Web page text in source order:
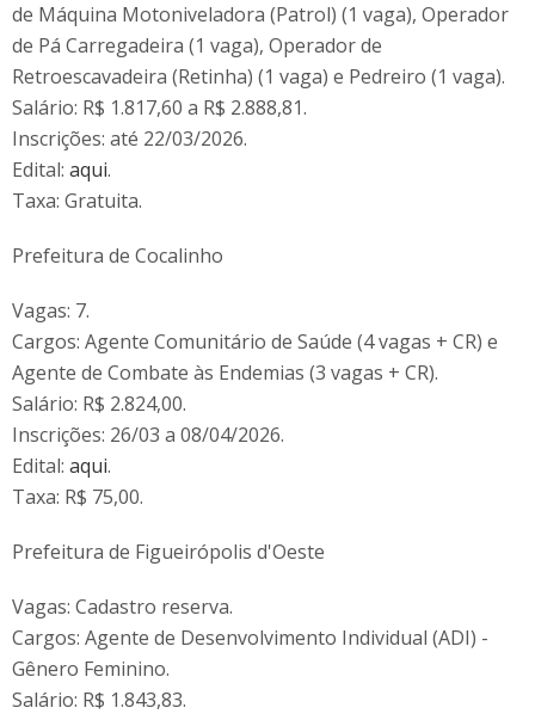
de Máquina Motoniveladora (Patrol) (1 vaga), Operador
de Pá Carregadeira (1 vaga), Operador de
Retroescavadeira (Retinha) (1 vaga) e Pedreiro (1 vaga).
Salário: R$ 1.817,60 a R$ 2.888,81.
Inscrições: até 22/03/2026.
Edital: aqui.
Taxa: Gratuita.
Prefeitura de Cocalinho
Vagas: 7.
Cargos: Agente Comunitário de Saúde (4 vagas + CR) e
Agente de Combate às Endemias (3 vagas + CR).
Salário: R$ 2.824,00.
Inscrições: 26/03 a 08/04/2026.
Edital: aqui.
Taxa: R$ 75,00.
Prefeitura de Figueirópolis d'Oeste
Vagas: Cadastro reserva.
Cargos: Agente de Desenvolvimento Individual (ADI) -
Gênero Feminino.
Salário: R$ 1.843,83.